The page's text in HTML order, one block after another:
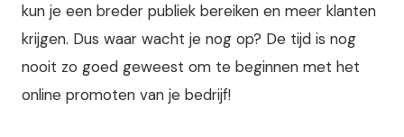
kun je een breder publiek bereiken en meer klanten
krijgen. Dus waar wacht je nog op? De tijd is nog
nooit zo goed geweest om te beginnen met het
online promoten van je bedrijf!